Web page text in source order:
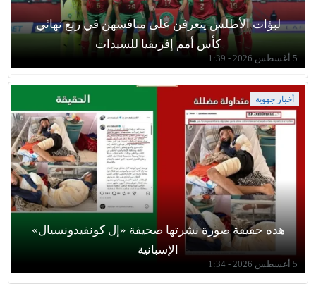
لبؤات الأطلس يتعرفن على منافسهن في ربع نهائي
كأس أمم إفريقيا للسيدات
5 أغسطس 2026 - 1:39
أخبار جهوية
هده حقيقة صورة نشرتها صحيفة «إل كونفيدونسيال»
الإسبانية
5 أغسطس 2026 - 1:34